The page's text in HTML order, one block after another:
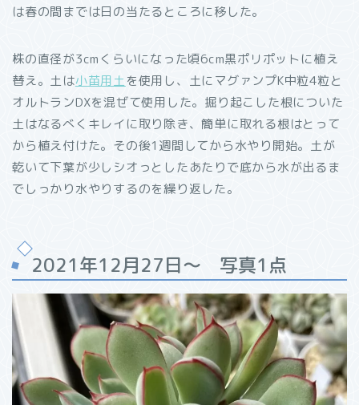
は春の間までは日の当たるところに移した。
株の直径が3cmくらいになった頃6cm黒ポリポットに植え
替え。土は小苗用土 を使用し、土にマグァンプK中粒4粒と
オルトランDXを混ぜて使用した。掘り起こした根についた
土はなるべくキレイに取り除き、簡単に取れる根はとって
から植え付けた。その後1週間してから水やり開始。土が
乾いて下葉が少しシオっとしたあたりで底から水が出るま
でしっかり水やりするのを繰り返した。
2021年12月27日～ 写真1点